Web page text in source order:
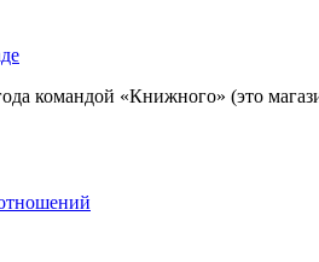
командой «Книжного» (это